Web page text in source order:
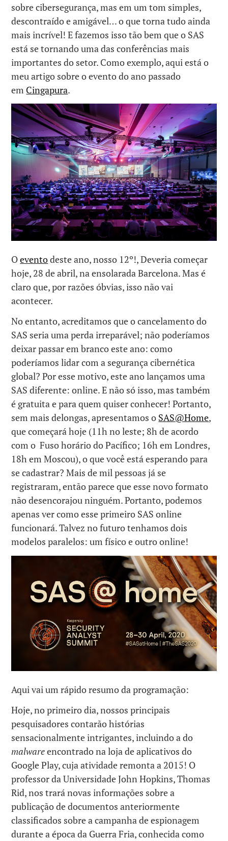
sobre cibersegurança, mas em um tom simples,
descontraído e amigável… o que torna tudo ainda
mais incrível! E fazemos isso tão bem que o SAS
está se tornando uma das conferências mais
importantes do setor. Como exemplo, aqui está o
meu artigo sobre o evento do ano passado
em Cingapura.
Oeventodeste ano, nosso 12º!, Deveria começar
hoje, 28 de abril, na ensolarada Barcelona. Mas é
claro que, por razões óbvias, isso não vai
acontecer.
No entanto, acreditamos que o cancelamento do
SAS seria uma perda irreparável; não poderíamos
deixar passar em branco este ano: como
poderíamos lidar com a segurança cibernética
global? Por esse motivo, este ano lançamos uma
SAS diferente: online. E não só isso, mas também
é gratuita e para quem quiser conhecer! Portanto,
sem mais delongas, apresentamos o SAS@Home,
que começará hoje (11h no leste; 8h de acordo
com o Fuso horário do Pacífico; 16h em Londres,
18h em Moscou), o que você está esperando para
se cadastrar? Mais de mil pessoas já se
registraram, então parece que esse novo formato
não desencorajou ninguém. Portanto, podemos
apenas ver como esse primeiro SAS online
funcionará. Talvez no futuro tenhamos dois
modelos paralelos: um físico e outro online!
Aqui vai um rápido resumo da programação:
Hoje, no primeiro dia, nossos principais
pesquisadores contarão histórias
sensacionalmente intrigantes, incluindo a do
malwareencontrado na loja de aplicativos do
Google Play, cuja atividade remonta a 2015! O
professor da Universidade John Hopkins, Thomas
Rid, nos trará novas informações sobre a
publicação de documentos anteriormente
classificados sobre a campanha de espionagem
durante a época da Guerra Fria, conhecida como